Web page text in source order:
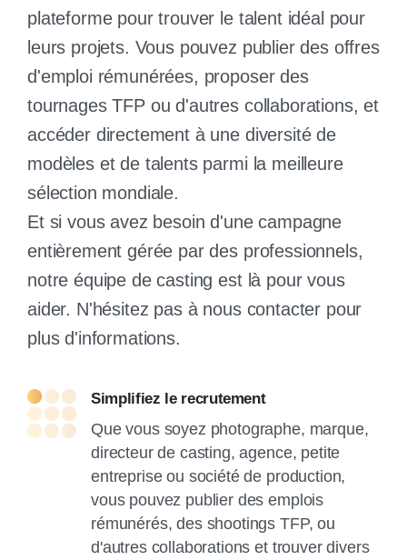
plateforme pour trouver le talent idéal pour
leurs projets. Vous pouvez publier des offres
d'emploi rémunérées, proposer des
tournages TFP ou d'autres collaborations, et
accéder directement à une diversité de
modèles et de talents parmi la meilleure
sélection mondiale.
Et si vous avez besoin d'une campagne
entièrement gérée par des professionnels,
notre équipe de casting est là pour vous
aider. N'hésitez pas à nous contacter pour
plus d'informations.
Simplifiez le recrutement
Que vous soyez photographe, marque,
directeur de casting, agence, petite
entreprise ou société de production,
vous pouvez publier des emplois
rémunérés, des shootings TFP, ou
d'autres collaborations et trouver divers